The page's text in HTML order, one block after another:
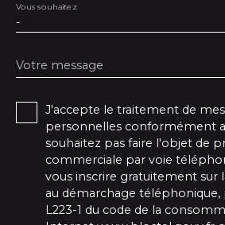
-
Vous souhaitez
Votre message
J'accepte le traitement de
personnelles conformément
souhaitez pas faire l'objet de
commerciale par voie
vous inscrire gratuitement sur
au démarchage téléphonique,
L223-1 du code de la